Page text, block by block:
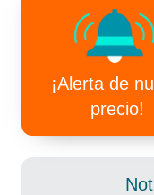
¡Alerta de
precio!